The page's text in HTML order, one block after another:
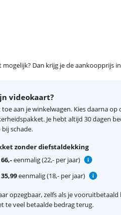
Dan krijg je de aankoopprijs
videokaart?
aan je winkelwagen. Kies daarna op
Je hebt altijd 30 dagen
schade.
zonder diefstaldekking
66,-eenmalig (22,- per jaar)
35,99eenmalig (18,- per jaar)
opzegbaar, zelfs als je vooruitbetaald
te veel betaalde bedrag terug.